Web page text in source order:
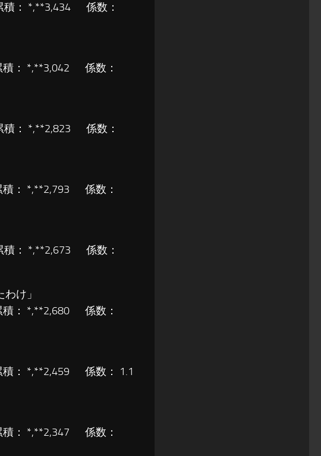
： *,**3,434 係数：
： *,**3,042 係数：
： *,**2,823 係数：
： *,**2,793 係数：
： *,**2,673 係数：
け」
： *,**2,680 係数：
： *,**2,459 係数： 1.1
： *,**2,347 係数：